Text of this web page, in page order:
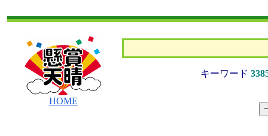
HOME
キーワード